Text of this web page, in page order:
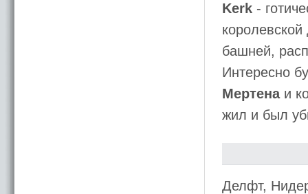
Kerk -
башней,
Интересно
Мертенаи
жил и был
Делфт,